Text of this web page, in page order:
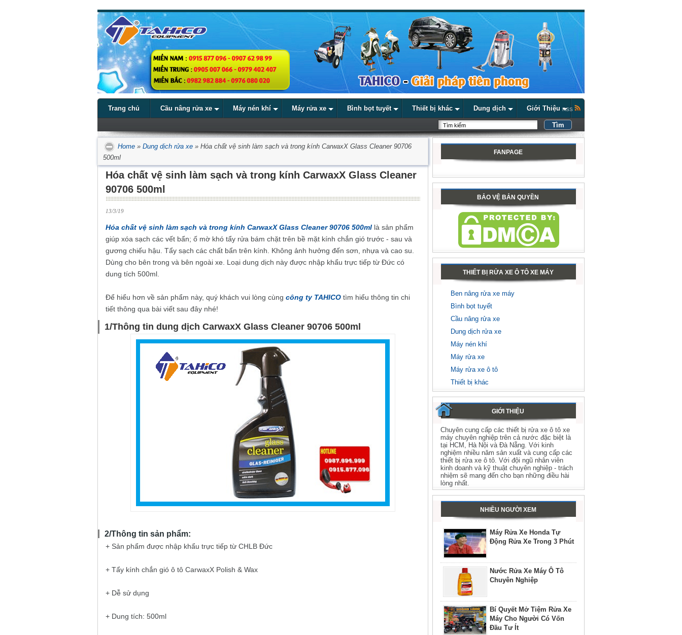
Trang chủ Cầu nâng rửa xe Máy nén khí Máy rửa xe Bình bọt tuyết Thiết bị khác Dung dịch Giới Thiệu RSS
Home » Dung dịch rửa xe » Hóa chất vệ sinh làm sạch và trong kính CarwaxX Glass Cleaner 90706
500ml
Hóa chất vệ sinh làm sạch và trong kính CarwaxX Glass Cleaner
90706 500ml
13/3/19
Hóa chất vệ sinh làm sạch và trong kính CarwaxX Glass Cleaner 90706 500ml là sản phẩm
giúp xóa sạch các vết bẩn; ố mờ khó tẩy rửa bám chặt trên bề mặt kính chắn gió trước - sau và
gương chiếu hậu. Tẩy sạch các chất bẩn trên kính. Không ảnh hưởng đến sơn, nhựa và cao su.
Dùng cho bên trong và bên ngoài xe. Loại dung dịch này được nhập khẩu trực tiếp từ Đức có
dung tích 500ml.
Để hiểu hơn về sản phẩm này, quý khách vui lòng cùng công ty TAHICO tìm hiểu thông tin chi
tiết thông qua bài viết sau đây nhé!
1/Thông tin dung dịch CarwaxX Glass Cleaner 90706 500ml
2/Thông tin sản phẩm:
+ Sản phẩm được nhập khẩu trực tiếp từ CHLB Đức
+ Tẩy kính chắn gió ô tô CarwaxX Polish & Wax
+ Dễ sử dụng
+ Dung tích: 500ml
FANPAGE
BẢO VỆ BẢN QUYỀN
THIẾT BỊ RỬA XE Ô TÔ XE MÁY
Ben nâng rửa xe máy
Bình bọt tuyết
Cầu nâng rửa xe
Dung dịch rửa xe
Máy nén khí
Máy rửa xe
Máy rửa xe ô tô
Thiết bị khác
GIỚI THIỆU
Chuyên cung cấp các thiết bị rửa xe ô tô xe
máy chuyên nghiệp trên cả nước đặc biệt là
tại HCM, Hà Nội và Đà Nẵng. Với kinh
nghiệm nhiều năm sản xuất và cung cấp các
thiết bị rửa xe ô tô. Với đội ngũ nhân viên
kinh doanh và kỹ thuật chuyên nghiệp - trách
nhiệm sẽ mang đến cho bạn những điều hài
lòng nhất.
NHIỀU NGƯỜI XEM
Máy Rửa Xe Honda Tự
Động Rửa Xe Trong 3 Phút
Nước Rửa Xe Máy Ô Tô
Chuyên Nghiệp
Bí Quyết Mở Tiệm Rửa Xe
Máy Cho Người Có Vốn
Đầu Tư Ít